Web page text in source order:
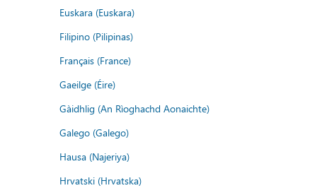
Euskara (Euskara)
Filipino (Pilipinas)
Français (France)
Gaeilge (Éire)
Gàidhlig (An Rìoghachd Aonaichte)
Galego (Galego)
Hausa (Najeriya)
Hrvatski (Hrvatska)